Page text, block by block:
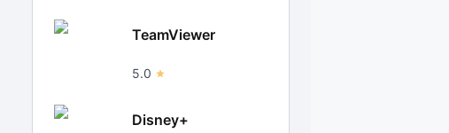
TeamViewer
5.0
Disney+